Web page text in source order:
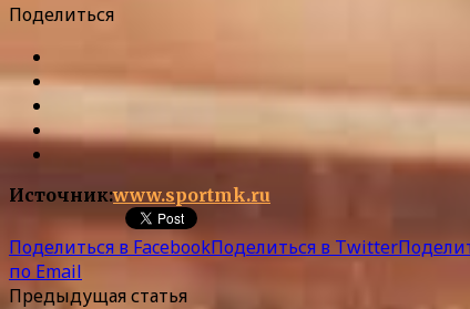
Поделиться
Источник:www.sportmk.ru
Поделиться в FacebookПоделиться в Twitter
по Email
Предыдущая статья